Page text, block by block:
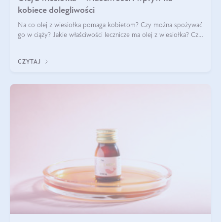
kobiece dolegliwości
Na co olej z wiesiołka pomaga kobietom? Czy można spożywać
go w ciąży? Jakie właściwości lecznicze ma olej z wiesiołka? Czy
CZYTAJ